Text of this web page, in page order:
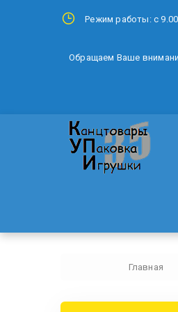
Режим работы: с
Обращаем Ваше
Главная